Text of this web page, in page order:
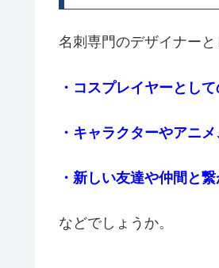
名刺専門のデザイナー
・コスプレイヤーとし
・キャラクターやアニ
・新しい友達や仲間と
などでしょうか。